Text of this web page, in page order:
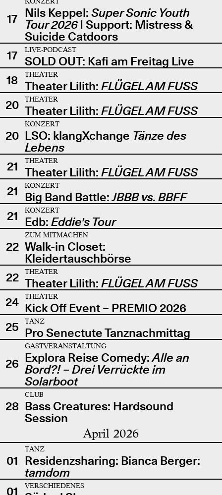
17 Nils Keppel: Super Sonic Youth
Tour 2026| Support: Mistress &
Suicide Catdoors
17
LIVE-PODCAST
SOLD OUT: Kafi am Freitag Live
18
THEATER
Theater Lilith: FLÜGEL AM FUSS
20
THEATER
Theater Lilith: FLÜGEL AM FUSS
20
KONZERT
LSO: klangXchange Tänze des
Lebens
21
THEATER
Theater Lilith: FLÜGEL AM FUSS
21
KONZERT
Big Band Battle:JBBB vs. BBFF
21
KONZERT
Edb: Eddie's Tour
22
ZUM MITMACHEN
Walk-in Closet:
Kleidertauschbörse
22
THEATER
Theater Lilith: FLÜGEL AM FUSS
24
THEATER
Kick Off Event – PREMIO 2026
25
TANZ
Pro Senectute Tanznachmittag
26
GASTVERANSTALTUNG
Explora Reise Comedy:Alle an
Bord?! – Drei Verrückte im
Solarboot
28
CLUB
Bass Creatures: Hardsound
Session
April 2026
01
TANZ
Residenzsharing: Bianca Berger:
tamdom
01
VERSCHIEDENES